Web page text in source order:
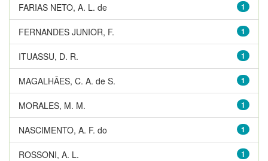
1
FARIAS NETO, A. L. de
1
FERNANDES JUNIOR, F.
1
ITUASSU, D. R.
1
MAGALHÃES, C. A. de S.
1
MORALES, M. M.
1
NASCIMENTO, A. F. do
1
ROSSONI, A. L.